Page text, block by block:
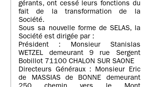
gérants, ont cessé leurs fonctions du
fait de la transformation de la
Société.
Sous sa nouvelle forme de SELAS, la
Société est dirigée par :
Président : Monsieur Stanislas
WETZEL demeurant 9 rue Sergent
Bobillot 71100 CHALON SUR SAONE
Directeurs Généraux : Monsieur Eric
de MASSIAS de BONNE demeurant